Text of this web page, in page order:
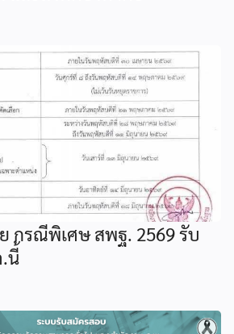
กรณีพิเศษ สพฐ. 2569 รับ
นี้